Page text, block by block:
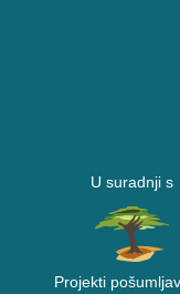
U suradnji s
Projekti